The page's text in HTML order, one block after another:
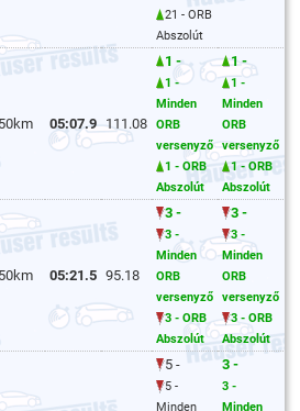
21 - ORB
Abszolút
05:07.9 111.08
1 -
1 -
Minden
ORB
versenyző
1 - ORB
Abszolút
1 -
1 -
Minden
ORB
versenyző
1 - ORB
Abszolút
05:21.5 95.18
3 -
3 -
Minden
ORB
versenyző
3 - ORB
Abszolút
3 -
3 -
Minden
ORB
versenyző
3 - ORB
Abszolút
5 -
5 -
Minden
3 -
3 -
Minden